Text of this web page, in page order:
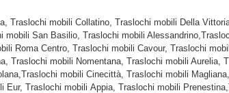
Traslochi mobili Collatino, Traslochi mobili Della
mobili San Basilio, Traslochi mobili
Roma Centro, Traslochi mobili Cavour, Traslochi
Traslochi mobili Nomentana, Traslochi mobili
mobili Cinecittà, Traslochi mobili
Eur, Traslochi mobili Appia, Traslochi mobili